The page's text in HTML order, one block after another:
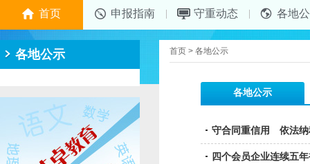
首页 申报指南 守重动态 各地
各地公示 首页 > 各地公示
各地公示
守合同重信用 依法纳
四个会员企业连续五